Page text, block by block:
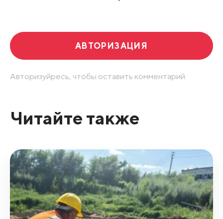
АВТОРИЗАЦИЯ
Авторизуйресь, чтобы оставить комментарий.
Читайте также